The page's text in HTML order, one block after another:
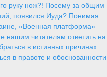
руку нож?! Посему за общим
появился Иуда? Понимая
«Военная платформа»
нашим читателям ответить на
в истинных причинах
в правоте и обоснованности